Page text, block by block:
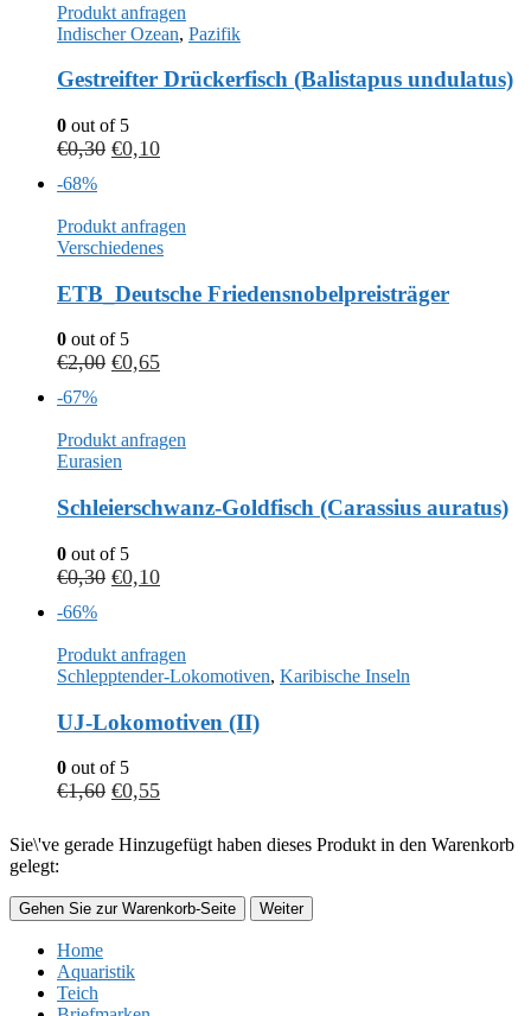
Produkt anfragen
Indischer Ozean, Pazifik
Gestreifter Drückerfisch (Balistapus undulatus)
0 out of 5
€0,30 €0,10
-68%
Produkt anfragen
Verschiedenes
ETB_Deutsche Friedensnobelpreisträger
0 out of 5
€2,00 €0,65
-67%
Produkt anfragen
Eurasien
Schleierschwanz-Goldfisch (Carassius auratus)
0 out of 5
€0,30 €0,10
-66%
Produkt anfragen
Schlepptender-Lokomotiven, Karibische Inseln
UJ-Lokomotiven (II)
0 out of 5
€1,60 €0,55
Sie\'ve gerade Hinzugefügt haben dieses Produkt in den Warenkorb
gelegt:
Gehen Sie zur Warenkorb-Seite Weiter
Home
Aquaristik
Teich